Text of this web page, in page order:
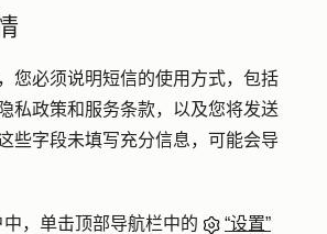
您必须说明短信的使用方式，包括
私政策和服务条款，以及您将发送
些字段未填写充分信息，可能会导
，单击顶部导航栏中的
“设置”